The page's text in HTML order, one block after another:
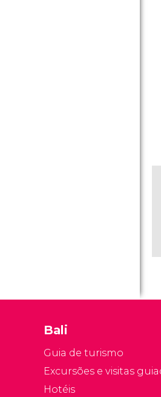
Bali
Guia de turismo
Excursões e visitas
Hotéis